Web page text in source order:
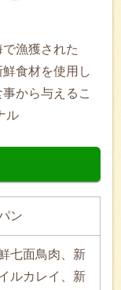
漁獲された
食材を使用し
から与えるこ
ル
ン
七面鳥肉、新
ルカレイ、新